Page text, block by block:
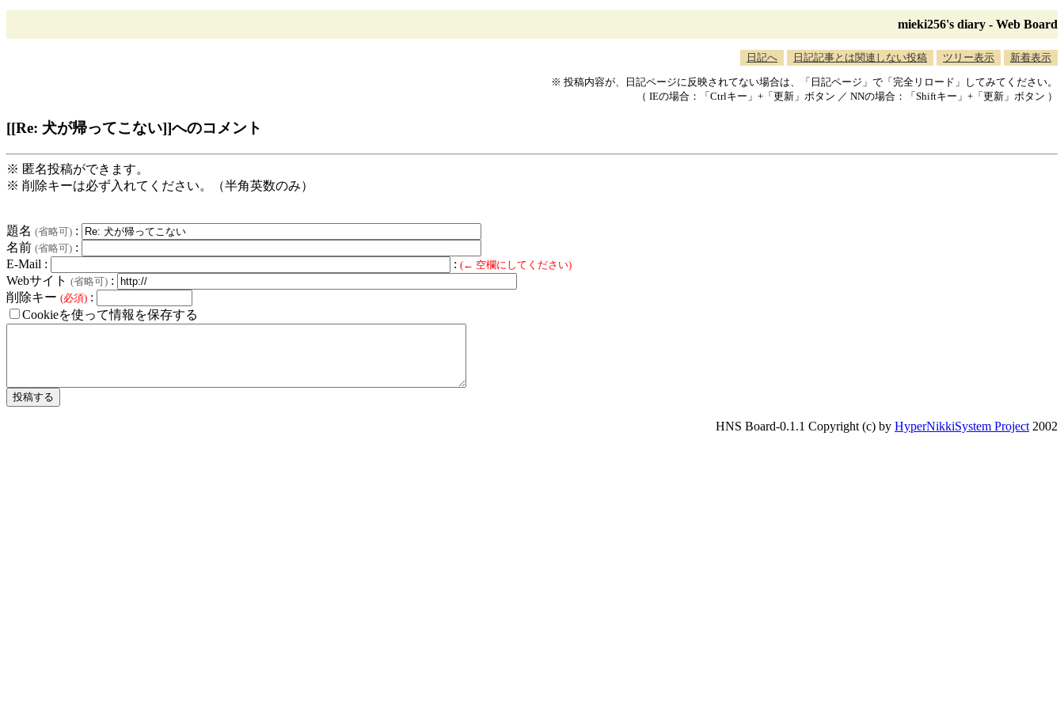
mieki256's diary - Web Board
日記へ 日記記事とは関連しない投稿 ツリー表示 新着表示
※ 投稿内容が、日記ページに反映されてない場合は、「日記ページ」で「完全リロード」してみてください。
（ IEの場合：「Ctrlキー」+「更新」ボタン ／ NNの場合：「Shiftキー」+「更新」ボタン ）
[[Re: 犬が帰ってこない]]へのコメント
※ 匿名投稿ができます。
※ 削除キーは必ず入れてください。（半角英数のみ）
題名 (省略可) :
名前 (省略可) :
E-Mail :
: (← 空欄にしてください)
Webサイト (省略可) :
削除キー (必須) :
Cookieを使って情報を保存する
HNS Board-0.1.1 Copyright (c) by HyperNikkiSystem Project2002